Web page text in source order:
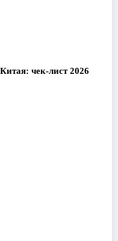
чек-лист 2026